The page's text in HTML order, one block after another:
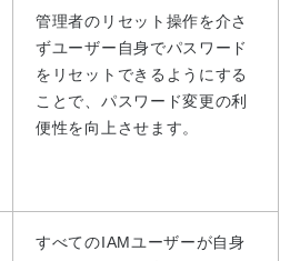
管理者のリセット操作を介さ
ずユーザー自身でパスワード
をリセットできるようにする
ことで、パスワード変更の利
便性を向上させます。
すべてのIAMユーザーが自身